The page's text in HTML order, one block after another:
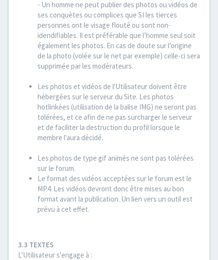
- Un homme ne peut publier des photos ou vidéos de
ses conquètes ou complices que SI les tierces
personnes ont le visage flouté ou sont non-
idendifiables. Il est préférable que l’homme seul soit
également les photos. En cas de doute sur l’origine
de la photo (volée sur le net par exemple) celle-ci sera
supprimée par les modérateurs.
Les photos et vidéos de l'Utilisateur doivent être
hébergées sur le serveur du Site. Les photos
hotlinkées (utilisation de la balise IMG) ne seront pas
tolérées, et ce afin de ne pas surcharger le serveur
et de faciliter la destruction du profil lorsque le
membre l'aura décidé.
Les photos de type gif animés ne sont pas tolérées
sur le forum.
Le format des vidéos acceptées sur le forum est le
MP4. Les vidéos devront donc être mises au bon
format avant la publication. Un lien vers un outil est
prévu à cet effet.
3.3 TEXTES
L'Utilisateur s'engage à :